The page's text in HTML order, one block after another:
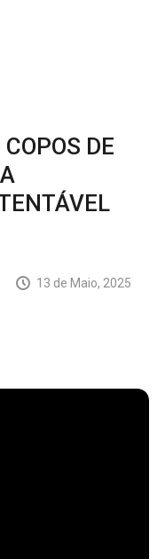
DE
13 de Maio, 2025